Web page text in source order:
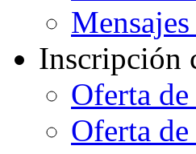
Inscripción
Oferta
Oferta